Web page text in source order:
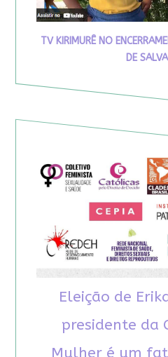
TV KIRIMURÊ NO
DE
Eleição de
presidente da
Mulher é um